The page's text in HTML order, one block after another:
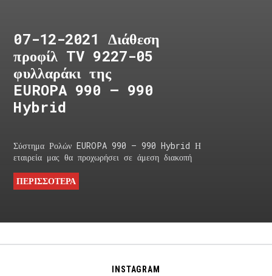
07-12-2021 Διάθεση
προφίλ TV 9227-05
φυλλαράκι της
EUROPA 990 – 990
Hybrid
Σύστημα Ρολών EUROPA 990 – 990 Hybrid Η
εταιρεία μας θα προχωρήσει σε άμεση διακοπή
ΠΕΡΙΣΣΟΤΕΡΑ
INSTAGRAM